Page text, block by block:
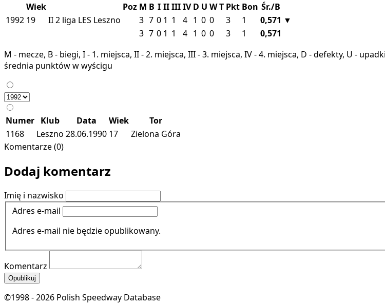
Wiek Poz M B I IIIIIIV D U WT Pkt Bon Śr./B
1992 19 II2 liga LES Leszno 3 7 0 1 1 4 1 0 0 3 1 0,571 ▼
3 7 0 1 1 4 1 0 0 3 1
0,571
M - mecze, B - biegi, I - 1. miejsca, II - 2. miejsca, III - 3. miejsca, IV - 4. miejsca, D - defekty, U -
średnia punktów w wyścigu
Numer Klub Data Wiek
Tor
1168
Leszno 28.06.1990 17
Zielona Góra
Komentarze (0)
Dodaj komentarz
Imię i nazwisko
Adres e-mail
Adres e-mail nie będzie opublikowany.
Komentarz
Opublikuj
©1998 - 2026 Polish Speedway Database